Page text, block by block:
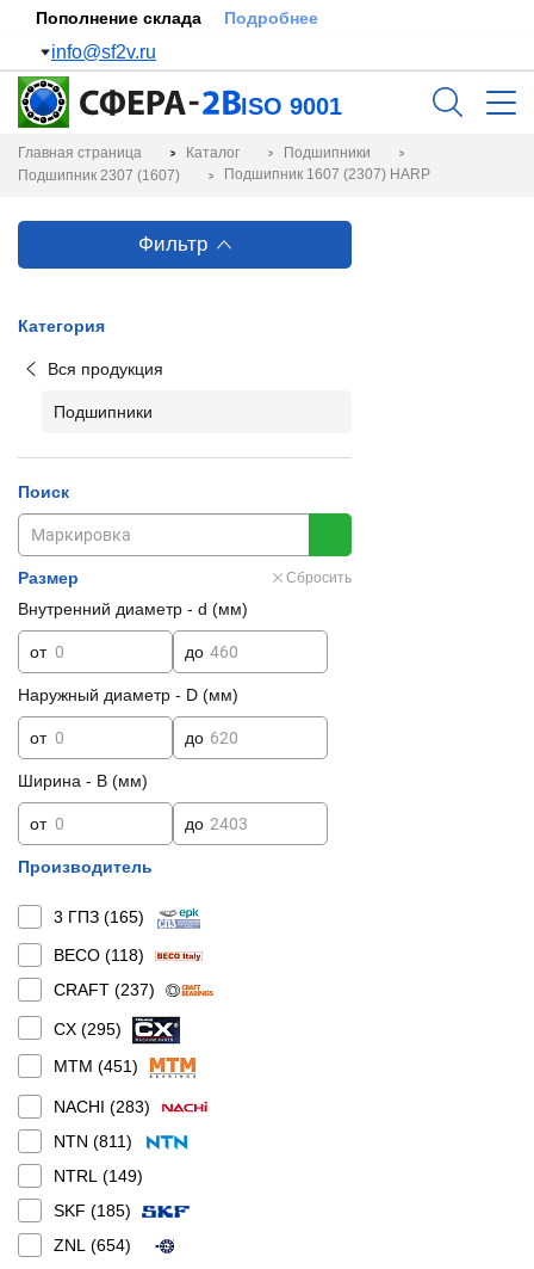
Пополнение склада Подробнее
info@sf2v.ru
ISO 9001
Главная страница Каталог
Подшипники
Подшипник 2307 (1607)
Подшипник 1607 (2307) HARP
Фильтр
Категория
Вся продукция
Подшипники
Поиск
Размер Сбросить
Внутренний диаметр - d (мм)
от до
Наружный диаметр - D (мм)
от до
Ширина - B (мм)
от до
Производитель
3 ГПЗ (165)
BECO (118)
CRAFT (237)
CX (295)
MTM (451)
NACHI (283)
NTN (811)
NTRL (149)
SKF (185)
ZNL (654)